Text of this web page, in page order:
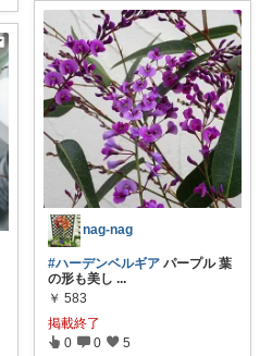
nag-nag
#ハーデンベルギア パープル 葉
の形も美し ...
￥ 583
掲載終了
0 0 5